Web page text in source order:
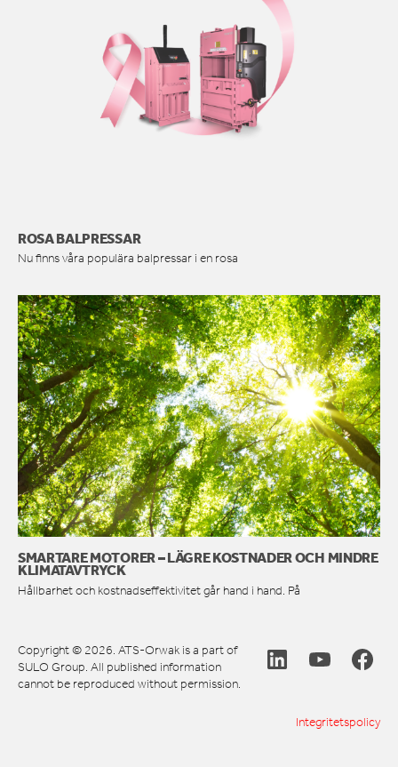
ROSA BALPRESSAR
Nu finns våra populära balpressar i en rosa
SMARTARE MOTORER – LÄGRE KOSTNADER OCH MINDRE
KLIMATAVTRYCK
Hållbarhet och kostnadseffektivitet går hand i hand. På
Copyright © 2026. ATS-Orwak is a part of
SULO Group. All published information
cannot be reproduced without permission.
Integritetspolicy